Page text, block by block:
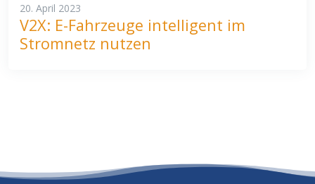
20. April 2023
V2X: E-Fahrzeuge intelligent im
Stromnetz nutzen